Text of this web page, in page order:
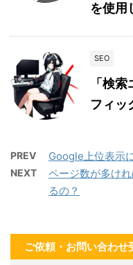
を使用
SEO
「検
フィッ
PREV Google上位表示
NEXT
ページ数が多け
るの？
ご依頼・お問い合わせ